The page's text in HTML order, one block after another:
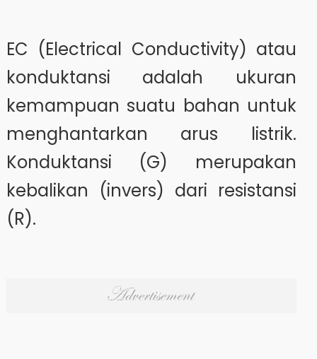
EC (Electrical Conductivity) atau
konduktansi adalah ukuran
kemampuan suatu bahan untuk
menghantarkan arus listrik.
Konduktansi (G) merupakan
kebalikan (invers) dari resistansi
(R).